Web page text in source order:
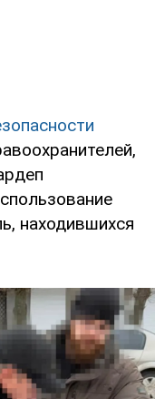
находившихся